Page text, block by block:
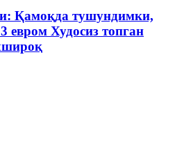
Қамоқда тушундимки,
евром Худосиз топган